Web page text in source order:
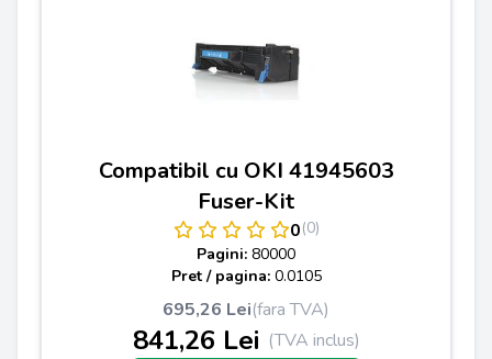
Compatibil cu OKI 41945603
Fuser-Kit
0(0)
Pagini: 80000
Pret / pagina: 0.0105
695,26 Lei(fara TVA)
841,26 Lei (TVA inclus)